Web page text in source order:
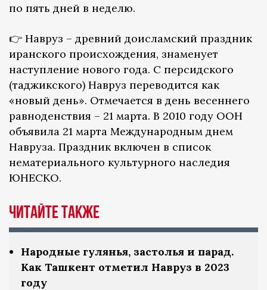
по пять дней в неделю.
👉 Навруз – древний доисламский праздник
иранского происхождения, знаменует
наступление нового года. С персидского
(таджикского) Навруз переводится как
«новый день». Отмечается в день весеннего
равноденствия – 21 марта. В 2010 году ООН
объявила 21 марта Международным днем
Навруза. Праздник включен в список
нематериального культурного наследия
ЮНЕСКО.
Читайте также
Народные гулянья, застолья и парад.
Как Ташкент отметил Навруз в 2023
году